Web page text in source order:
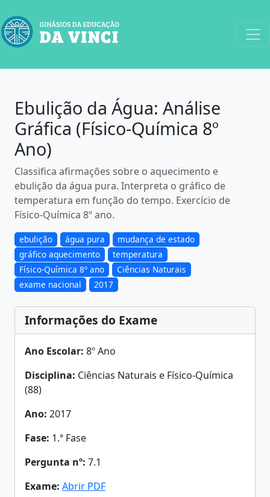
Ebulição da Água: Análise
Gráfica (Físico-Química 8º
Ano)
Classifica afirmações sobre o aquecimento e
ebulição da água pura. Interpreta o gráfico de
temperatura em função do tempo. Exercício de
Físico-Química 8º ano.
ebulição água pura
mudança de estado
gráfico aquecimento
temperatura
Físico-Química 8º ano
Ciências Naturais
exame nacional
2017
Informações do Exame
Ano Escolar: 8º Ano
Disciplina: Ciências Naturais e Físico-Química
(88)
Ano: 2017
Fase: 1.ª Fase
Pergunta nº: 7.1
Exame: Abrir PDF